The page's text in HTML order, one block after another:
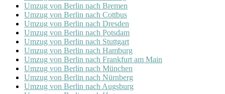
Umzug von Berlin nach Bremen
Umzug von Berlin nach Cottbus
Umzug von Berlin nach Dresden
Umzug von Berlin nach Potsdam
Umzug von Berlin nach Stuttgart
Umzug von Berlin nach Hamburg
Umzug von Berlin nach Frankfurt am Main
Umzug von Berlin nach München
Umzug von Berlin nach Nürnberg
Umzug von Berlin nach Augsburg